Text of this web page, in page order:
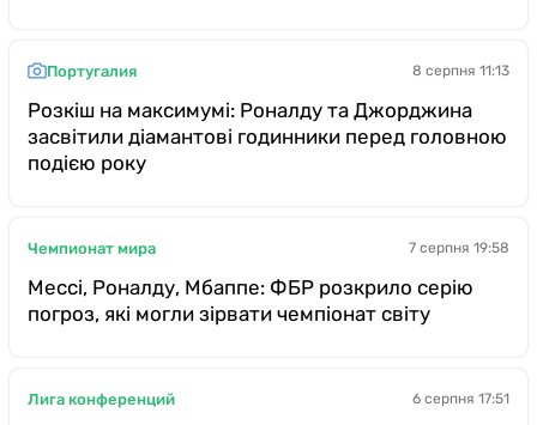
Португалия 8 серпня 11:13
Розкіш на максимумі: Роналду та Джорджина
засвітили діамантові годинники перед головною
подією року
Чемпионат мира 7 серпня 19:58
Мессі, Роналду, Мбаппе: ФБР розкрило серію
погроз, які могли зірвати чемпіонат світу
Лига конференций 6 серпня 17:51